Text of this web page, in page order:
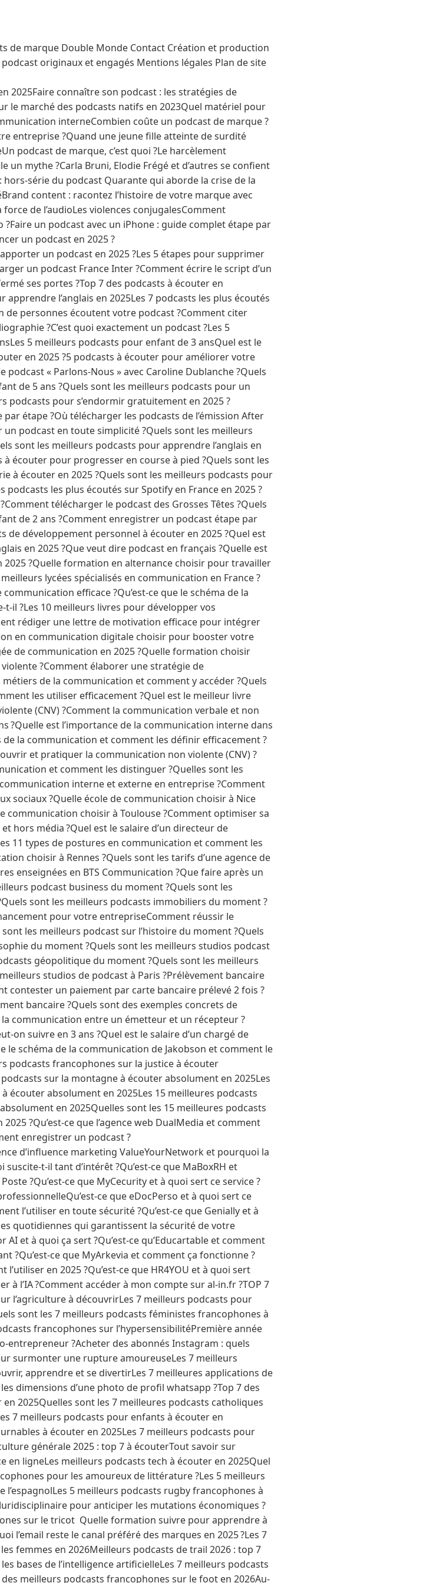
de marque Double Monde Contact Création et production
originaux et engagés Mentions légales Plan de site
2025Faire connaître son podcast : les stratégies de
le marché des podcasts natifs en 2023Quel matériel pour
interneCombien coûte un podcast de marque ?
entreprise ?Quand une jeune fille atteinte de surdité
podcast de marque, c’est quoi ?Le harcèlement
un mythe ?Carla Bruni, Elodie Frégé et d’autres se confient
hors-série du podcast Quarante qui aborde la crise de la
content : racontez l’histoire de votre marque avec
de l’audioLes violences conjugalesComment
un podcast avec un iPhone : guide complet étape par
un podcast en 2025 ?
un podcast en 2025 ?Les 5 étapes pour supprimer
un podcast France Inter ?Comment écrire le script d’un
ses portes ?Top 7 des podcasts à écouter en
l’anglais en 2025Les 7 podcasts les plus écoutés
de personnes écoutent votre podcast ?Comment citer
?C’est quoi exactement un podcast ?Les 5
5 meilleurs podcasts pour enfant de 3 ansQuel est le
en 2025 ?5 podcasts à écouter pour améliorer votre
« Parlons-Nous » avec Caroline Dublanche ?Quels
de 5 ans ?Quels sont les meilleurs podcasts pour un
podcasts pour s’endormir gratuitement en 2025 ?
étape ?Où télécharger les podcasts de l’émission After
podcast en toute simplicité ?Quels sont les meilleurs
sont les meilleurs podcasts pour apprendre l’anglais en
écouter pour progresser en course à pied ?Quels sont les
à écouter en 2025 ?Quels sont les meilleurs podcasts pour
podcasts les plus écoutés sur Spotify en France en 2025 ?
télécharger le podcast des Grosses Têtes ?Quels
de 2 ans ?Comment enregistrer un podcast étape par
de développement personnel à écouter en 2025 ?Quel est
en 2025 ?Que veut dire podcast en français ?Quelle est
?Quelle formation en alternance choisir pour travailler
lycées spécialisés en communication en France ?
efficace ?Qu’est-ce que le schéma de la
il ?Les 10 meilleurs livres pour développer vos
rédiger une lettre de motivation efficace pour intégrer
en communication digitale choisir pour booster votre
de communication en 2025 ?Quelle formation choisir
?Comment élaborer une stratégie de
de la communication et comment y accéder ?Quels
les utiliser efficacement ?Quel est le meilleur livre
(CNV) ?Comment la communication verbale et non
?Quelle est l’importance de la communication interne dans
la communication et comment les définir efficacement ?
et pratiquer la communication non violente (CNV) ?
et comment les distinguer ?Quelles sont les
interne et externe en entreprise ?Comment
sociaux ?Quelle école de communication choisir à Nice
communication choisir à Toulouse ?Comment optimiser sa
hors média ?Quel est le salaire d’un directeur de
11 types de postures en communication et comment les
choisir à Rennes ?Quels sont les tarifs d’une agence de
enseignées en BTS Communication ?Que faire après un
podcast business du moment ?Quels sont les
sont les meilleurs podcasts immobiliers du moment ?
pour votre entrepriseComment réussir le
les meilleurs podcast sur l’histoire du moment ?Quels
du moment ?Quels sont les meilleurs studios podcast
géopolitique du moment ?Quels sont les meilleurs
studios de podcast à Paris ?Prélèvement bancaire
contester un paiement par carte bancaire prélevé 2 fois ?
bancaire ?Quels sont des exemples concrets de
la communication entre un émetteur et un récepteur ?
on suivre en 3 ans ?Quel est le salaire d’un chargé de
le schéma de la communication de Jakobson et comment le
podcasts francophones sur la justice à écouter
sur la montagne à écouter absolument en 2025Les
écouter absolument en 2025Les 15 meilleures podcasts
en 2025Quelles sont les 15 meilleures podcasts
?Qu’est-ce que l’agence web DualMedia et comment
enregistrer un podcast ?
sont les 5 meilleurs podcasts francophones pour ados à écouter en 2026 ?Quels sont les métiers qui commencent par la lettre H ?Quels sont les métiers qui commencent par la lettre L ?Quels sont les métiers qui commencent par la lettre Q en 2026 ?Quels sont les 15 métiers qui commencent par la lettre K ?Quels sont les meilleurs métiers qui commencent par la lettre N ?Quels sont les métiers qui commencent par la lettre T ?Quels sont les métiers qui commencent par la lettre I ?Quels sont les 15 meilleurs métiers qui commencent par la lettre R ?Quels sont les métiers qui commencent par la lettre U ?Quels sont les métiers qui commencent par la lettre W ?Liste complète des métiers en Y à connaître en 2026TOP 15 des métiers qui commencent par la lettre Z : quels sont les métiers à connaître ?Quels sont les métiers qui commencent par la lettre S ?Mobilier urbain : créez des espaces publics qui attirentQuels sont les métiers qui commencent par la lettre A ?Pourquoi de plus en plus de femmes choisissent la VDI comme reconversion professionnelle ?Quels sont les métiers qui commencent par la lettre E ?TOP 15 des métiers qui commencent par la lettre F : que faut-il savoir ?Quels sont les 15 meilleurs métiers qui commencent par la lettre G ?Quels sont les 15 meilleurs métiers qui commencent par la lettre J ?Quels sont les 15 meilleurs métiers qui commencent par la lettre O ?beBee : la plateforme SaaS qui met en relation les professionnels avec des emplois, des clients et des recruteursQuels sont les métiers qui commencent par la lettre V ?Quels sont les métiers qui commencent par la lettre X et lesquels connaître absolument ?Quels sont les métiers qui commencent par la lettre B ?Quels sont les métiers qui commencent par la lettre C ?Quels sont les métiers qui commencent par la lettre D ?Métiers en P : liste des 15 professions à fort potentielQuels sont les métiers ciblés dans la nouvelle liste des professions en tension 2026 ?Quels sont les métiers en tension de 2026Quels sont les métiers qui permettent de travailler dans le sport ?Quels sont les métiers qui permettent de travailler dans le secteur de la finance ?Quels sont les métiers qui permettent de travailler dans la gendarmerie ?Quels sont les métiers qui permettent de travailler dans le secteur bancaire ?Quels sont les métiers qui permettent de travailler en télétravail ?Quels sont les métiers qui permettent de travailler dans une crèche ?Quels sont les métiers qui permettent de travailler dans le domaine de la pharmacie ?Quels sont les métiers qui permettent de travailler dans le domaine des animaux ?Quels sont les métiers les mieux payés en France ?Est-ce que groupama est une bonne assurance pour les professionnels ?Avis ChatSEO : que vaut vraiment cet outil SEO basé sur l’IA ?Quels sont les métiers qui permettent de travailler dans la restauration ?Comment sortir du triangle de Karpman ?Qu’est-ce qu’un axe de communication et à quoi sert-il ?Qu’est-ce que le marketing automobile et comment l’utiliser efficacement ?Groupama Magazine : comment le consulter et à quoi sert-il ?Qu’est-ce que la pénétration digitale et comment la comprendre clairement ?Quelles idées de cadeaux offrir à un client pour le remercier et le fidéliser ?Qu’est-ce qu’une force de vente externalisée et pourquoi y faire appel ?C’est quoi un CMO (Chief Marketing Officer) et à quoi sert-il ?Quels types de produits gère un product manager ?Quelle est la meilleure alternative à Semrush entre Ranxplorer et d’autres outils SEO ?Comment avoir 10.000 abonnés sur TikTok rapidement ?Jetons personnalisés pour festivals, fêtes et événements cashless : le guide completQuelle est la meilleure alternative libre à Adobe Photoshop ?Tampon encreur personnalisé : laser ou caoutchouc vulcanisé selon vos besoinsComment devenir chef de projet digital en alternance en 2026 ?Quelle est la meilleure intelligence artificielle entre Mistral AI et ChatGPT ?Que propose le site creation-entreprise-france.com et à qui s’adresse-t-il ?Que propose vraiment le site pme-actu.fr aux dirigeants de petites entreprises ?Que propose réellement le site corporate360.fr et à qui s’adresse-t-il ?À quoi sert le site www.le-recensement-et-moi.fr et comment l’utiliser ?À quoi sert vraiment le site guide-entrepreneur.fr et que peut-on y trouver ?Qu’est-ce que avenir-entreprise.fr et à quoi sert ce site ?À quoi sert réellement le site hubentreprise360.fr ?Quel est le premier navigateur web doté d’une interface graphique et comment a-t-il été créé ?Que signifie “faites tourner la roue pour l’anniversaire de Google” et comment y accéder ?Auto-edition : comment imprimer son livre en petite quantite sans sacrifier la qualiteDans quel pays est située l’adresse IP 87.217.27.254 ?À quoi correspond l’adresse IP 69.55.254.193 et pourquoi est-elle recherchée ?Comment utiliser la recherche verticale sur Excel (RECHERCHEV) pour retrouver des données dans un tableau ?Dans quel pays est située l’adresse IP 69.55.254.193 ?Comment envoyer un mail en PHP simplement et efficacement avec Infomaniak ?Comment l’aménagement de bureau impacte la productivité ?Qui se cache derrière le numéro 0774 et s’agit-il de démarchage téléphonique ?Pourquoi mon téléphone affiche-t-il « votre téléphone n’est enregistré sur aucun réseau » ?Comment réactiver un iPhone désactivé sans utiliser d’ordinateur ?Top 5 des meilleurs podcasts histoires de vie à écouterLes 5 meilleurs podcasts jardinage à écouter en 2026Top 5 des podcasts Répliques à écouter en ce momentTop 5 des meilleurs podcasts jeux vidéo en françaisTop 5 des meilleurs podcasts trail running à écouterComment modifier une photo avec ChatGPT grâce aux bons prompts ?Comment ajouter une musique qui n’est pas sur Instagram ?Comment ajouter des canaux dans mes sélections Telegram ?Comment mettre un bouton pression sur un vêtement ou un tissu ?comment créer une chanson facilement quand on débute ?Comment rédiger un courrier avec l’intelligence artificiel